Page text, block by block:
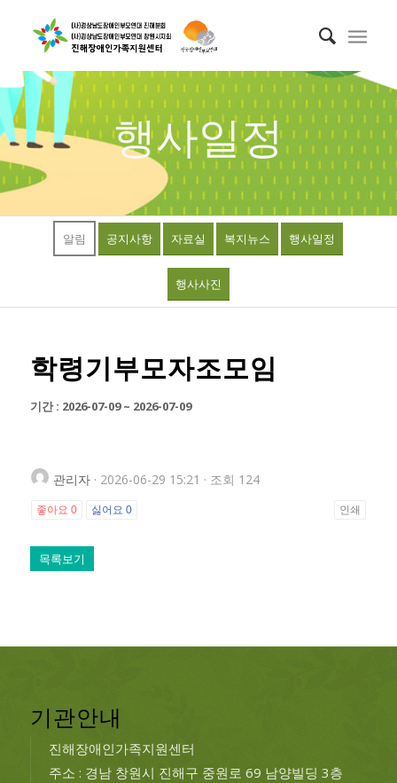
행사일정
알림 공지사항 자료실 복지뉴스 행사일정
행사사진
학령기부모자조모임
기간 : 2026-07-09 ~ 2026-07-09
관리자 · 2026-06-29 15:21 · 조회 124
좋아요 0 싫어요 0 인쇄
목록보기
기관안내
진해장애인가족지원센터
주소 : 경남 창원시 진해구 중원로 69 남양빌딩 3층